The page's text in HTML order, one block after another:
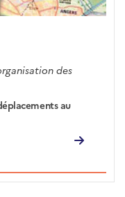
des
au